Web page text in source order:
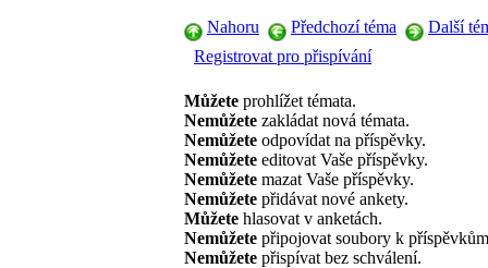
Nahoru Předchozí téma
Další
Registrovat pro přispívání
Můžete prohlížet témata.
Nemůžete zakládat nová témata.
Nemůžete odpovídat na příspěvky.
Nemůžete editovat Vaše příspěvky.
Nemůžete mazat Vaše příspěvky.
Nemůžete přidávat nové ankety.
Můžete hlasovat v anketách.
Nemůžete připojovat soubory k
Nemůžete přispívat bez schválení.